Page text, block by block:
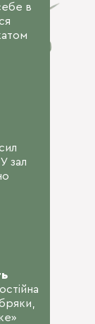
в
зал